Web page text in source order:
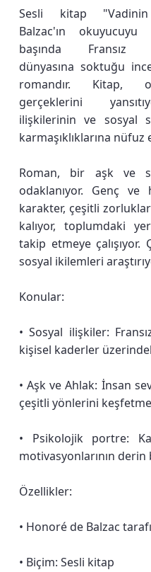
Sesli kitap "Vadinin
Balzac'ın okuyucuyu
başında Fransız
dünyasına soktuğu
romandır. Kitap,
gerçeklerini
ilişkilerinin ve sosyal
karmaşıklıklarına nüfuz
Roman, bir aşk ve
odaklanıyor. Genç
karakter, çeşitli
kalıyor, toplumdaki
takip etmeye çalışıyor.
sosyal ikilemleri
Konular:
• Sosyal ilişkiler:
kişisel kaderler
• Aşk ve Ahlak: İnsan
çeşitli yönlerini
• Psikolojik portre:
motivasyonlarının derin
Özellikler:
• Honoré de Balzac
• Biçim: Sesli kitap